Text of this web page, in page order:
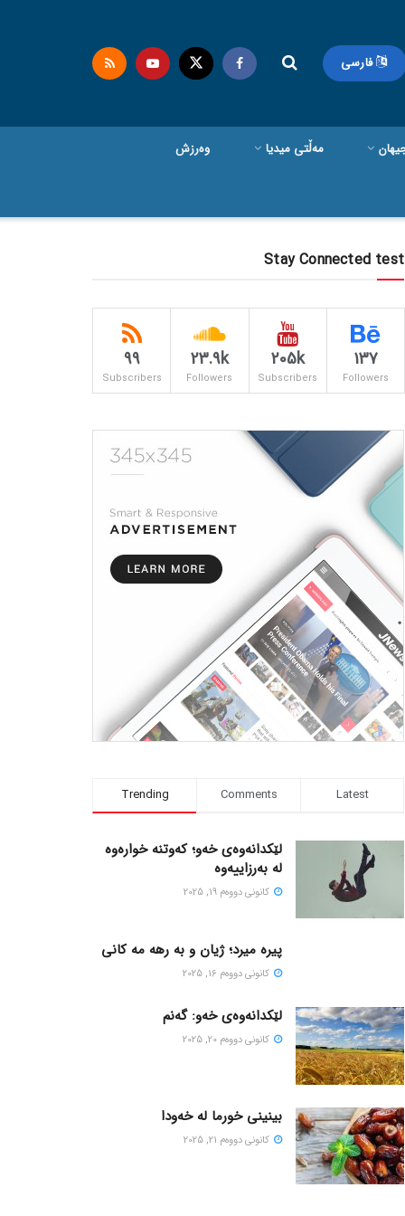
فارسی
مەڵتی میدیا وەرزش
Stay Connected test
137
Followers
205k
Subscribers
23.9k
Followers
99
Subscribers
Trending Comments Latest
لێکدانەوەی خەو؛ کەوتنە خوارەوە
لە بەرزاییەوە
كانونی دووه‌م 19, 2025
پیره میرد؛ ژیان و به رهه مه کانی
كانونی دووه‌م 16, 2025
لێکدانەوەی خەو: گەنم
كانونی دووه‌م 20, 2025
بینینی خورما لە خەودا
كانونی دووه‌م 21, 2025